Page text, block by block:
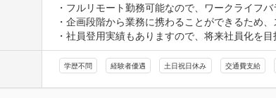
・フルリモート勤務可能なので、ワークライフ
・企画段階から業務に携わることができるため、
・社員登用実績もありますので、将来社員化を目
学歴不問 経験者優遇 土日祝日休み 交通費支給